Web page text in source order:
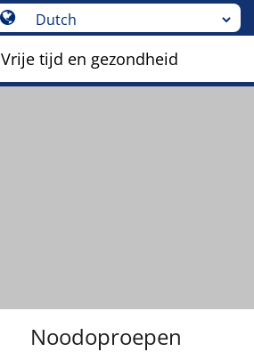
Vrije tijd en gezondheid
Noodoproepen